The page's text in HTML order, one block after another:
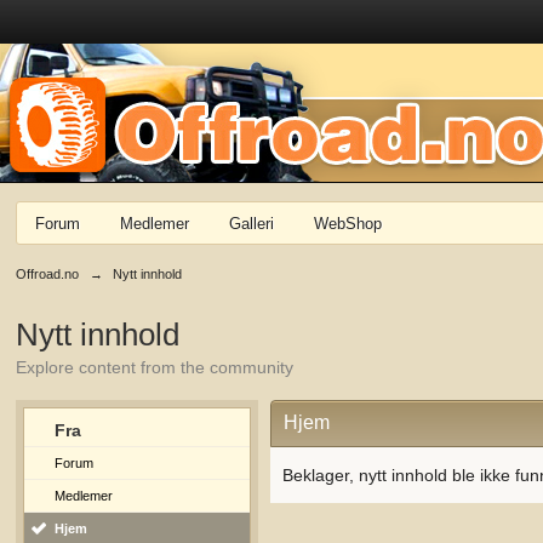
Forum Medlemer Galleri WebShop
Offroad.no → Nytt innhold
Nytt innhold
Explore content from the community
Fra
Forum
Medlemer
Hjem
Hjem
Beklager, nytt innhold ble ikke